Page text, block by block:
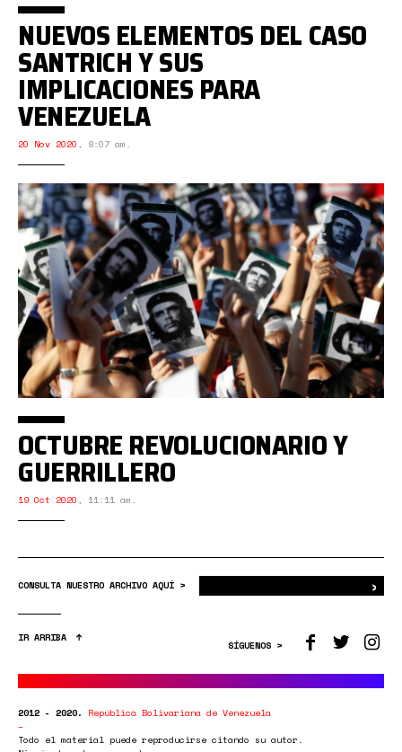
NUEVOS ELEMENTOS DEL CASO
SANTRICH Y SUS
IMPLICACIONES PARA
VENEZUELA
20 Nov 2020 , 8:07 am.
OCTUBRE REVOLUCIONARIO Y
GUERRILLERO
19 Oct 2020 , 11:11 am.
CONSULTA NUESTRO ARCHIVO AQUÍ > ›
IR ARRIBA
SÍGUENOS >
2012 - 2020. República Bolivariana de Venezuela
Todo el material puede reproducirse citando su autor.